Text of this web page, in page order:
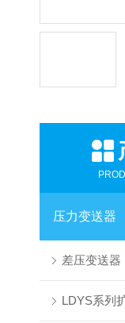
压力变送器
差压变送器
LDYS系列